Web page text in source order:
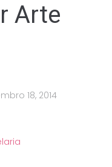
Arte
18, 2014